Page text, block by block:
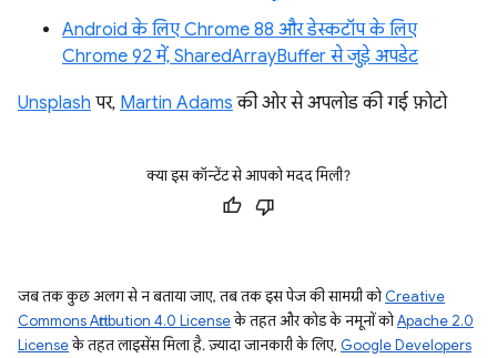
Android के लिए Chrome 88 और डेस्कटॉप के लिए
Chrome 92 में, SharedArrayBuffer से जुड़े अपडेट
Unsplash पर, Martin Adams की ओर से अपलोड की गई फ़ोटो
क्या इस कॉन्टेंट से आपको मदद मिली?
जब तक कुछ अलग से न बताया जाए, तब तक इस पेज की सामग्री कोCreative
Commons Attribution 4.0 Licenseके तहत और कोड के नमूनों कोApache 2.0
Licenseके तहत लाइसेंस मिला है. ज़्यादा जानकारी के लिए, Google Developers